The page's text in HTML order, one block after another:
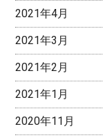
2021年4月
2021年3月
2021年2月
2021年1月
2020年11月